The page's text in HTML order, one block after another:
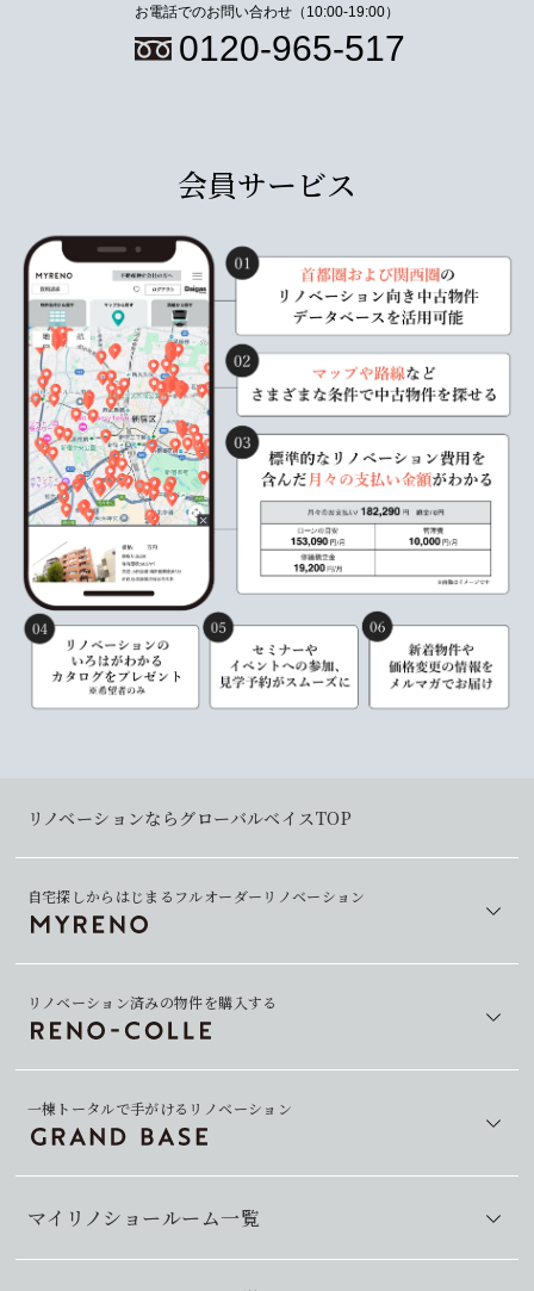
お電話でのお問い合わせ（10:00-19:00）
0120-965-517
会員サービス
リノベーションならグローバルベイスTOP
自宅探しからはじまるフルオーダーリノベーション
マイリノショールーム一覧
リノベーション済みの物件を購入する
一棟トータルで手がけるリノベーション